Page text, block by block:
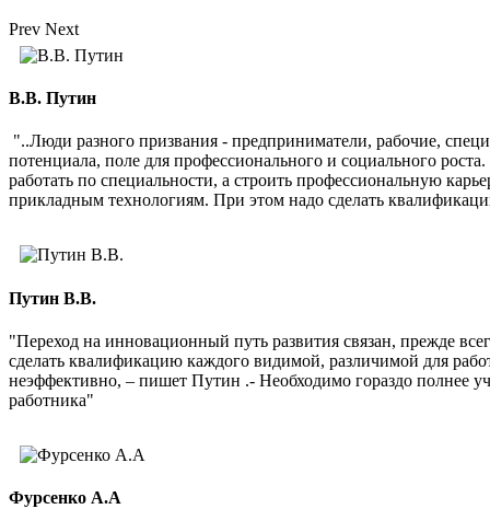
Prev Next
В.В. Путин
"..Люди разного призвания - предприниматели, рабочие,
потенциала, поле для профессионального и социального
работать по специальности, а строить профессиональную
прикладным технологиям. При этом надо сделать
Путин В.В.
"Переход на инновационный путь развития связан, прежде
сделать квалификацию каждого видимой, различимой для
неэффективно, – пишет Путин .- Необходимо гораздо полнее
работника"
Фурсенко А.А